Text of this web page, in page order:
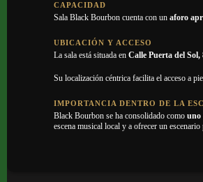
CAPACIDAD
Sala Black Bourbon cuenta con unaforo
UBICACIÓN Y ACCESO
La sala está situada enCalle Puerta del
Su localización céntrica facilita el acceso a
IMPORTANCIA DENTRO DE LA
Black Bourbon se ha consolidado comouno
escena musical local y a ofrecer un